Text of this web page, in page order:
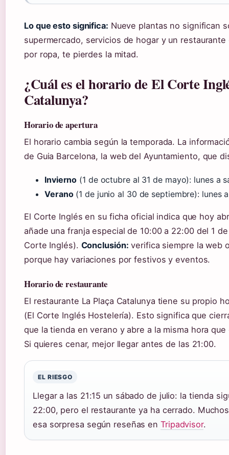
Lo que esto significa: Nueve plantas no significan
supermercado, servicios de hogar y un
por ropa, te pierdes la mitad.
¿Cuál es el horario de El Corte
Catalunya?
Horario de apertura
El horario cambia según la temporada. La
de Guia Barcelona, la web del Ayuntamiento, que
Invierno (1 de octubre al 31 de mayo): lunes a
Verano(1 de junio al 30 de septiembre): lunes
El Corte Inglés en su ficha oficial indica que hoy
añade una franja especial de 10:00 a 22:00 del 1
Corte Inglés). Conclusión: verifica siempre la web
porque hay variaciones por festivos y eventos.
Horario de restaurante
El restaurante La Plaça Catalunya tiene su propio
(El Corte Inglés Hostelería). Esto significa que
que la tienda en verano y abre a la misma hora
Si quieres cenar, mejor llegar antes de las 21:00.
EL RIESGO
Llegar a las 21:15 un sábado de julio: la tienda
22:00, pero el restaurante ya ha cerrado.
esa sorpresa según reseñas en Tripadvisor.